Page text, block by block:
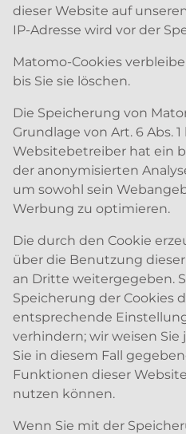
dieser Website auf
IP-Adresse wird vor der
Matomo-Cookies
bis Sie sie löschen.
Die Speicherung von
Grundlage von Art. 6 Abs. 1
Websitebetreiber hat ein
der anonymisierten
um sowohl sein
Werbung zu optimieren.
Die durch den Cookie
über die Benutzung
an Dritte weitergegeben.
Speicherung der Cookies
entsprechende
verhindern; wir weisen Sie
Sie in diesem Fall
Funktionen dieser
nutzen können.
Wenn Sie mit der